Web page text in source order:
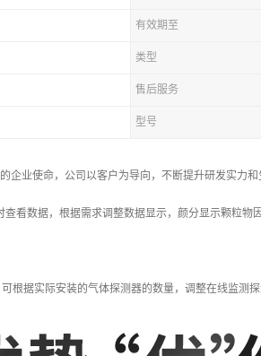
有效期至
类型
售后服务
型号
企业使命，公司以客户为导向，不断提升研发实力
看数据，根据需求调整数据显示，颜分显示颗粒物
根据实际安装的气体探测器的数量，调整在线监测探